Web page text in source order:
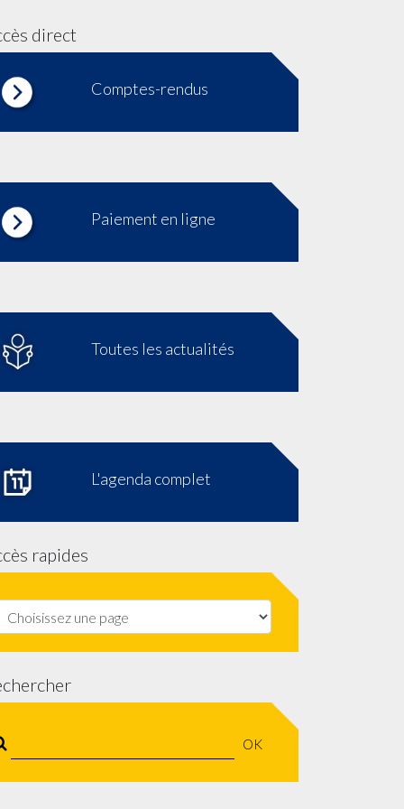
direct
Comptes-rendus
Paiement en ligne
Toutes les actualités
L'agenda complet
rapides
OK